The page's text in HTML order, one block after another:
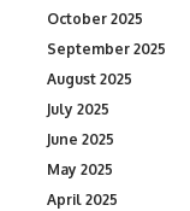
October 2025
September 2025
August 2025
July 2025
June 2025
May 2025
April 2025